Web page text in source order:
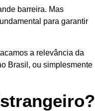
barreira. Mas
para garantir
a relevância da
Brasil, ou simplesmente